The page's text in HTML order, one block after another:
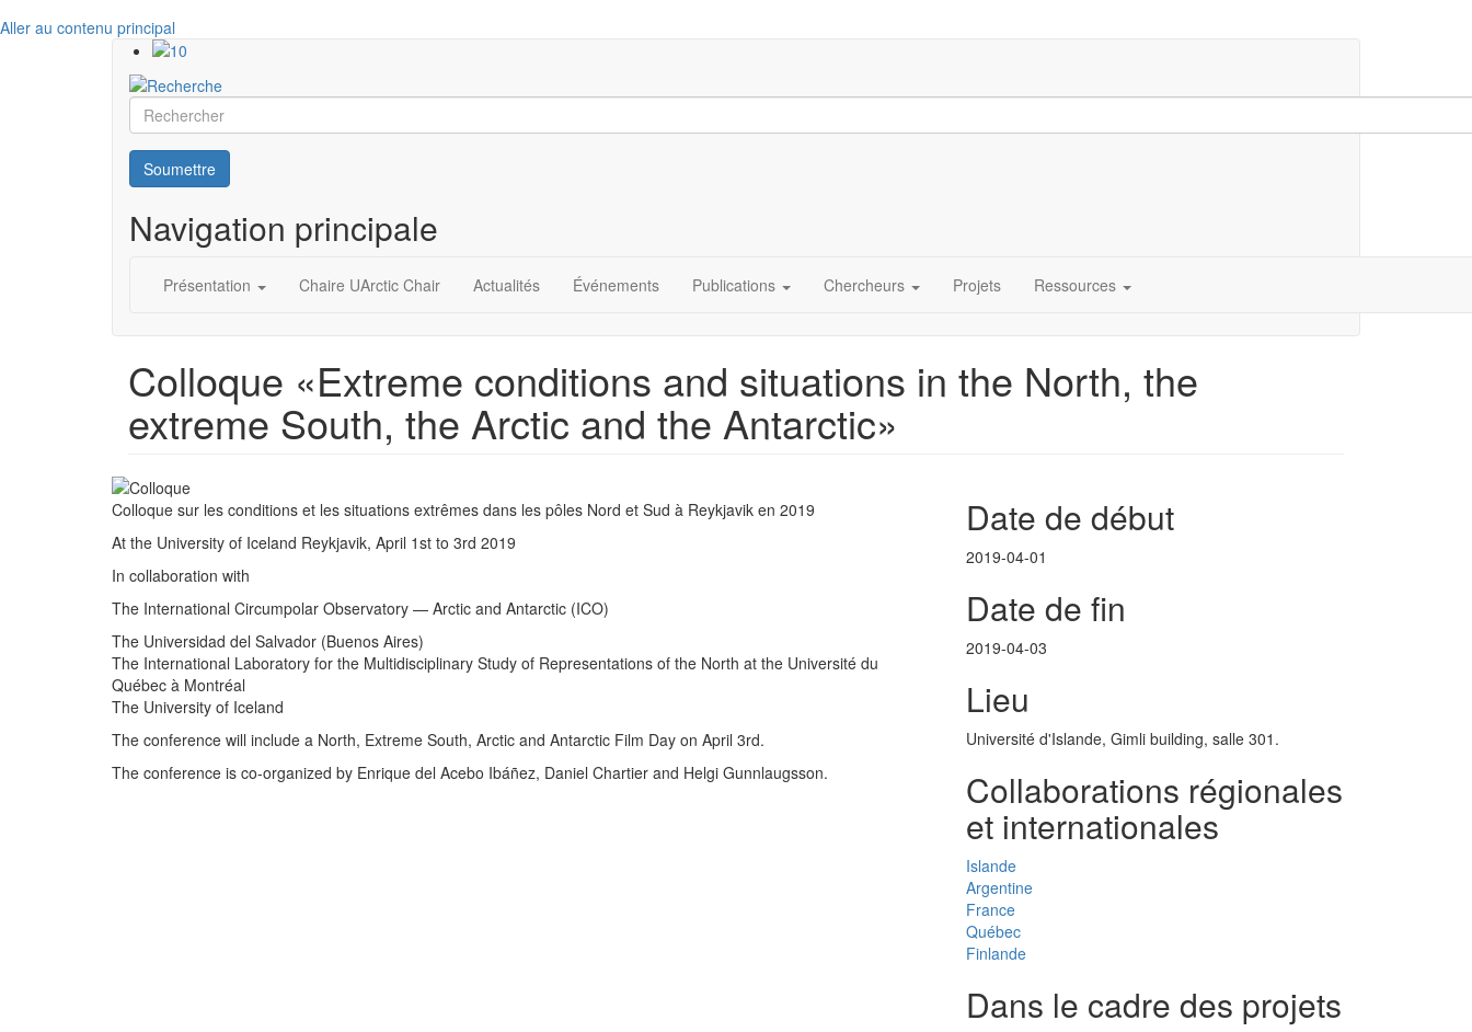
Aller au contenu principal
Rechercher
Soumettre
Navigation principale
Présentation Chaire UArctic Chair Actualités Événements Publications Chercheurs Projets Ressources
Colloque «Extreme conditions and situations in the North, the
extreme South, the Arctic and the Antarctic»
Colloque sur les conditions et les situations extrêmes dans les pôles Nord et Sud à Reykjavik en 2019
At the University of Iceland Reykjavik, April 1st to 3rd 2019
In collaboration with
The International Circumpolar Observatory — Arctic and Antarctic (ICO)
The Universidad del Salvador (Buenos Aires)
The International Laboratory for the Multidisciplinary Study of Representations of the North at the Université du
Québec à Montréal
The University of Iceland
The conference will include a North, Extreme South, Arctic and Antarctic Film Day on April 3rd.
The conference is co-organized by Enrique del Acebo Ibáñez, Daniel Chartier and Helgi Gunnlaugsson.
Date de début
2019-04-01
Date de fin
2019-04-03
Lieu
Université d'Islande, Gimli building, salle 301.
Collaborations régionales
et internationales
Islande
Argentine
France
Québec
Finlande
Dans le cadre des projets